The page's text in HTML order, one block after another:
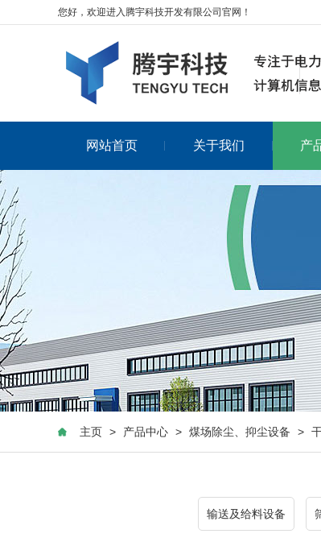
您好，欢迎进入腾宇科技开发有限公司官网！
网站首页 关于我们 产
主页 > 产品中心 > 煤场除尘、抑尘设备 >
输送及给料设备